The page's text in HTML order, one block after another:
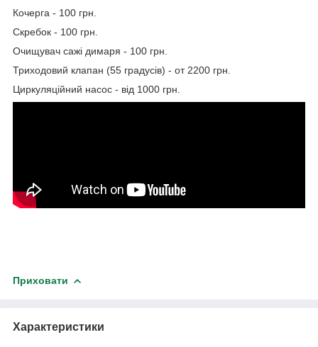
Кочерга - 100 грн.
Скребок - 100 грн.
Очищувач сажі димаря - 100 грн.
Триходовий клапан (55 градусів) - от 2200 грн.
Циркуляційний насос - від 1000 грн.
Приховати
Характеристики